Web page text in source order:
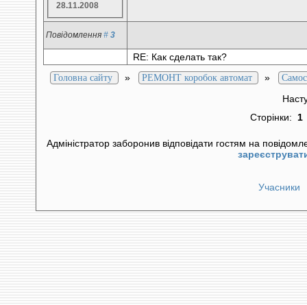
28.11.2008
Повідомлення # 3
RE: Как сделать так?
Головна сайту » РЕМОНТ коробок автомат »
Сторінки: 1
Адміністратор заборонив відповідати гостям на
Учасники